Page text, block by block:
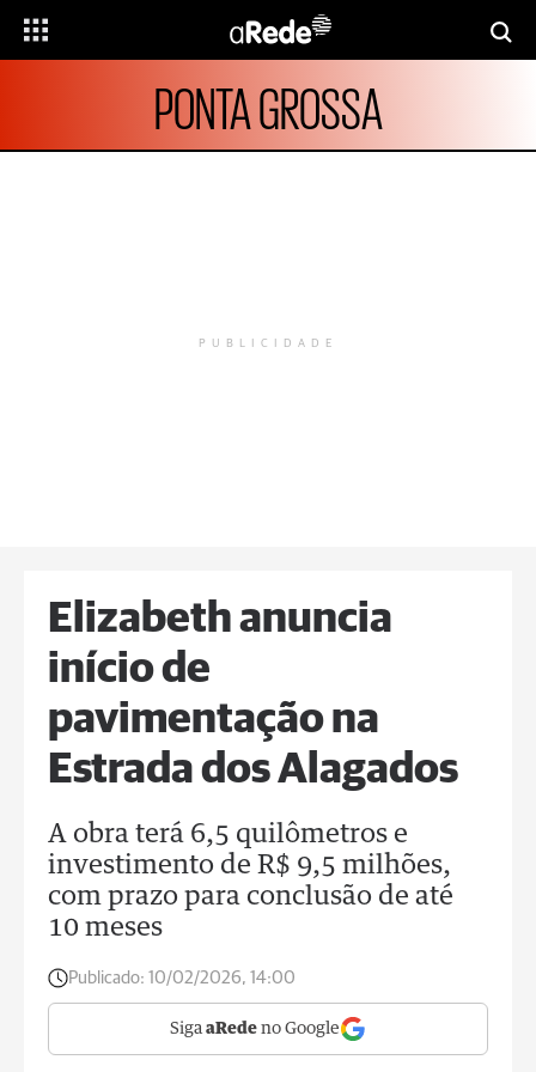
PONTA GROSSA
PUBLICIDADE
Elizabeth anuncia
início de
pavimentação na
Estrada dos Alagados
A obra terá 6,5 quilômetros e
investimento de R$ 9,5 milhões,
com prazo para conclusão de até
10 meses
Publicado: 10/02/2026, 14:00
Siga aRede no Google